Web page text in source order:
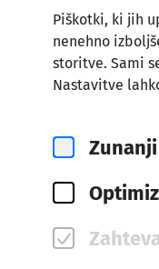
Piškotki, ki jih
nenehno
storitve. Sami
Nastavitve
–